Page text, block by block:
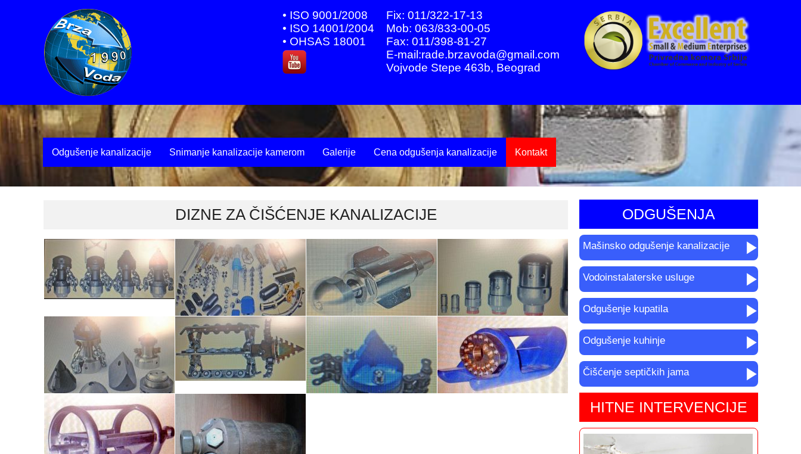
Fix: 011/322-17-13
Mob: 063/833-00-05
Fax: 011/398-81-27
E-mail:rade.brzavoda@gmail.com
Vojvode Stepe 463b, Beograd
• ISO 9001/2008
• ISO 14001/2004
• OHSAS 18001
Odgušenje kanalizacije Snimanje kanalizacije kamerom Galerije Cena odgušenja kanalizacije Kontakt
DIZNE ZA ČIŠĆENJE KANALIZACIJE ODGUŠENJA
Mašinsko odgušenje kanalizacije
Vodoinstalaterske usluge
Odgušenje kupatila
Odgušenje kuhinje
Čišćenje septičkih jama
HITNE INTERVENCIJE